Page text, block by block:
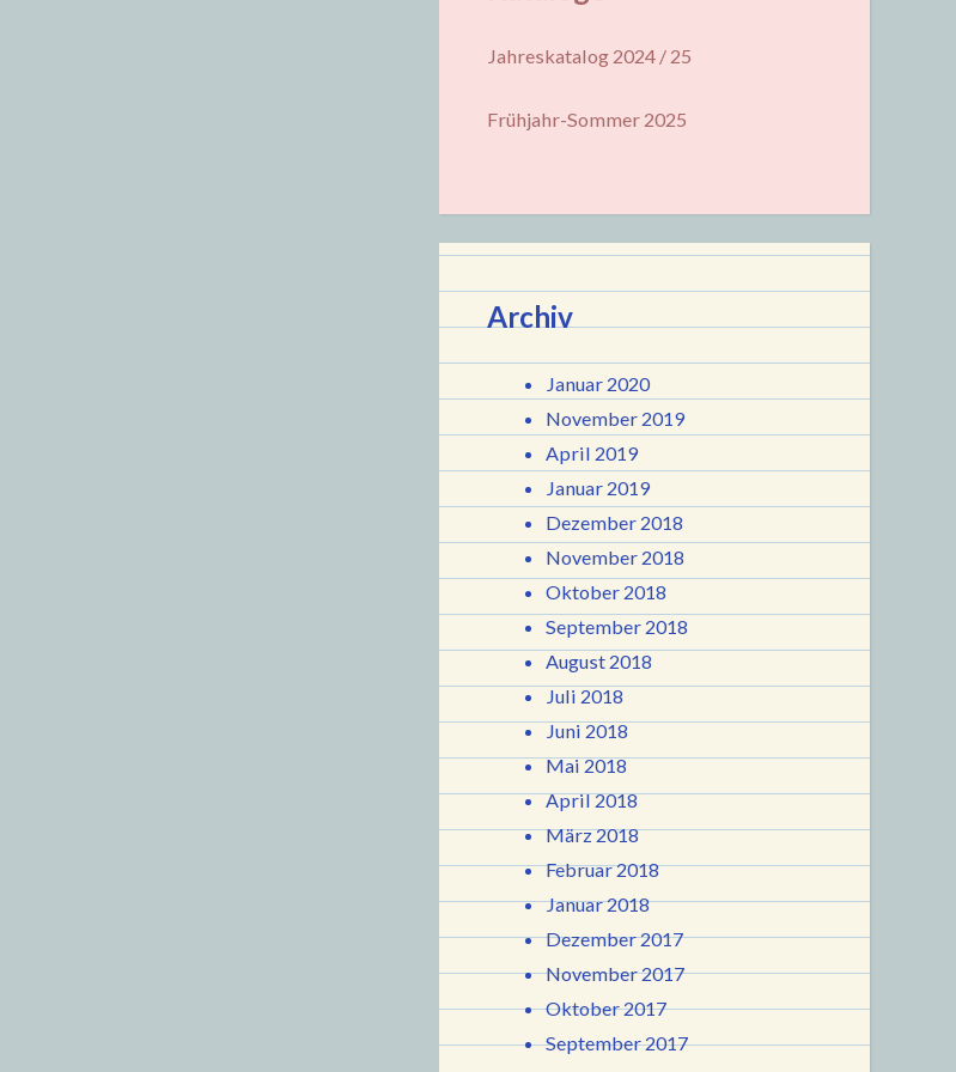
Jahreskatalog 2024 / 25
Frühjahr-Sommer 2025
Archiv
Januar 2020
November 2019
April 2019
Januar 2019
Dezember 2018
November 2018
Oktober 2018
September 2018
August 2018
Juli 2018
Juni 2018
Mai 2018
April 2018
März 2018
Februar 2018
Januar 2018
Dezember 2017
November 2017
Oktober 2017
September 2017